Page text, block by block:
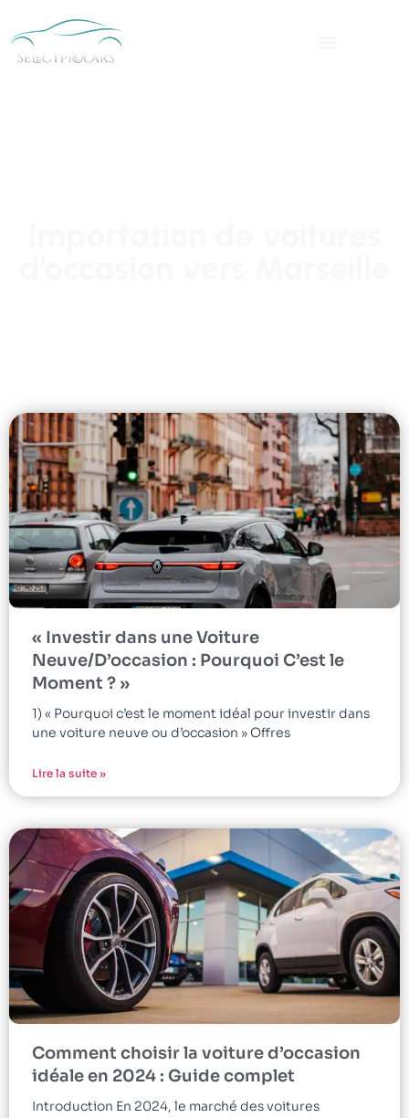
« Investir dans une Voiture
Neuve/D’occasion : Pourquoi C’est le
Moment ? »
1) « Pourquoi c’est le moment idéal pour investir dans
une voiture neuve ou d’occasion » Offres
Lire la suite »
Comment choisir la voiture d’occasion
idéale en 2024 : Guide complet
Introduction En 2024, le marché des voitures